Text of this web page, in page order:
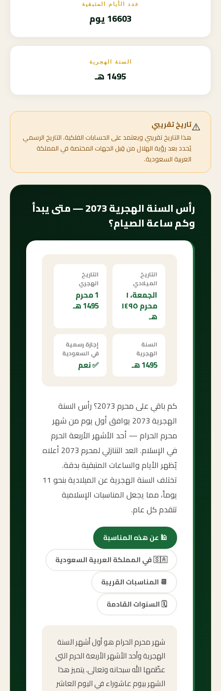
عدد الأيام المتبقية
16603 يوم
السنة الهجرية
1495 هـ
⚠️تاريخ تقريبي
هذا التاريخ تقريبي ويعتمد على الحسابات الفلكية. التاريخ الرسمي
يُحدد بعد رؤية الهلال من قِبل الجهات المختصة في المملكة
العربية السعودية.
رأس السنة الهجرية 2073 — متى يبدأ
وكم ساعة الصيام؟
التاريخ
الميلادي
الجمعة، ١
محرم ١٤٩٥
هـ
التاريخ
الهجري
1 محرم
1495 هـ
السنة
الهجرية
1495 هـ
إجازة رسمية
في السعودية
✅ نعم
كم باقي على محرم 2073؟ رأس السنة
الهجرية 2073 يوافق أول يوم من شهر
محرم الحرام — أحد الأشهر الأربعة الحرم
في الإسلام. العد التنازلي لمحرم 2073 أعلاه
يُظهر الأيام والساعات المتبقية بدقة.
تختلف السنة الهجرية عن الميلادية بنحو 11
يوماً، مما يجعل المناسبات الإسلامية
تتقدم كل عام.
🕌عن هذه المناسبة
🇸🇦في المملكة العربية السعودية
📆المناسبات القريبة
🗓️السنوات القادمة
شهر محرم الحرام هو أول أشهر السنة
الهجرية وأحد الأشهر الأربعة الحرم التي
عظّمها الله سبحانه وتعالى. يتميز هذا
الشهر بيوم عاشوراء في اليوم العاشر